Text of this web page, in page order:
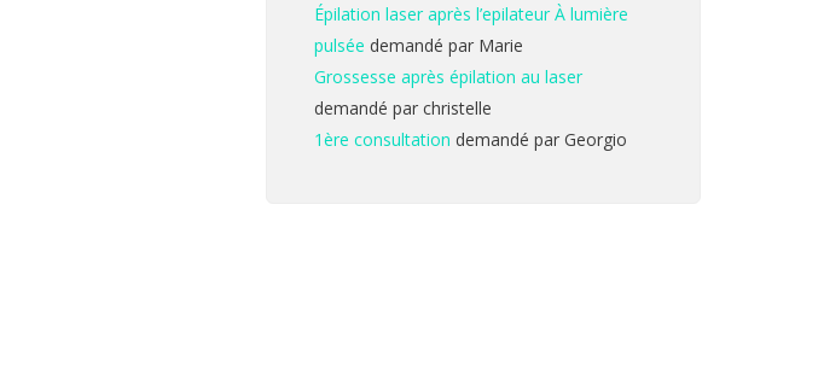
Épilation laser après l’epilateur À lumière
pulsée demandé par Marie
Grossesse après épilation au laser
demandé par christelle
1ère consultation demandé par Georgio